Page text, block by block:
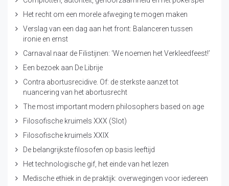
Het recht om een morele afweging te mogen maken
Verslag van een dag aan het front: Balanceren tussen
ironie en ernst
Carnaval naar de Filistijnen: ‘We noemen het Verkleedfeest!’
Een bezoek aan De Librije
Contra abortusrecidive. Of: de sterkste aanzet tot
nuancering van het abortusrecht
The most important modern philosophers based on age
Filosofische kruimels XXX (Slot)
Filosofische kruimels XXIX
De belangrijkste filosofen op basis leeftijd
Het technologische gif, het einde van het lezen
Medische ethiek in de praktijk: overwegingen voor iedereen